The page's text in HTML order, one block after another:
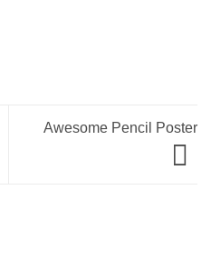
Awesome Pencil Poster